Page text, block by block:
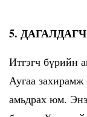
5. ДАГАЛДАГЧ
Итгэгч бүрийн
Аугаа
амьдрах юм. Энэ